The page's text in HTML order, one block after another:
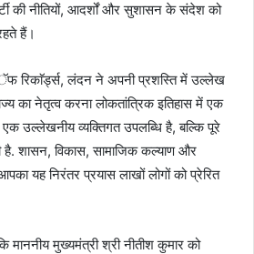
की नीतियों, आदर्शों और सुशासन के संदेश को
हैं।
रिकाॅर्ड्स, लंदन ने अपनी प्रशस्ति में उल्लेख
का नेतृत्व करना लोकतांत्रिक इतिहास में एक
उल्लेखनीय व्यक्तिगत उपलब्धि है, बल्कि पूरे
है. शासन, विकास, सामाजिक कल्याण और
यह निरंतर प्रयास लाखों लोगों को प्रेरित
माननीय मुख्यमंत्री श्री नीतीश कुमार को